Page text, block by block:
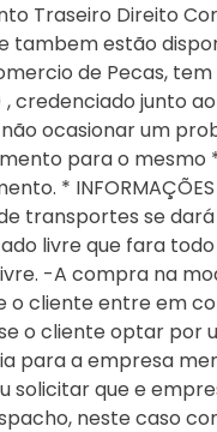
Traseiro Direito
tambem estão
de Pecas, tem
, credenciado junto
ocasionar um
para o mesmo
*
transportes se
livre que fara
-A compra na
o cliente entre em
o cliente optar por
para a empresa
solicitar que e
neste caso